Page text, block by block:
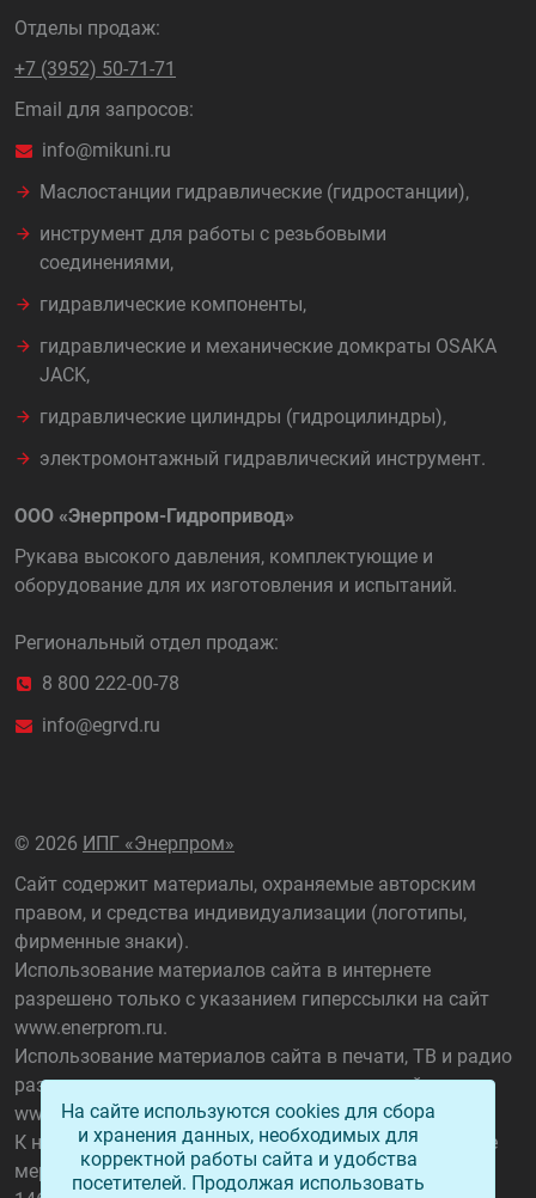
Отделы продаж:
+7 (3952) 50-71-71
Email для запросов:
info@mikuni.ru
Маслостанции гидравлические (гидростанции),
инструмент для работы с резьбовыми
соединениями,
гидравлические компоненты,
гидравлические и механические домкраты OSAKA
JACK,
гидравлические цилиндры (гидроцилиндры),
электромонтажный гидравлический инструмент.
ООО «Энерпром-Гидропривод»
Рукава высокого давления, комплектующие и
оборудование для их изготовления и испытаний.
Региональный отдел продаж:
8 800 222-00-78
info@egrvd.ru
© 2026 ИПГ «Энерпром»
Сайт содержит материалы, охраняемые авторским
правом, и средства индивидуализации (логотипы,
фирменные знаки).
Использование материалов сайта в интернете
разрешено только с указанием гиперссылки на сайт
www.enerprom.ru.
Использование материалов сайта в печати, ТВ и радио
разрешено только с указанием названия сайта
www.enerprom.ru.
К нарушителям данного положения применяются все
меры, предусмотренные ст. 1301 ГК РФ, а также ст.
На сайте используются cookies для сбора
и хранения данных, необходимых для
корректной работы сайта и удобства
посетителей. Продолжая использовать